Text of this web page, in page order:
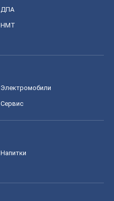
ДПА
НМТ
Электромобили
Сервис
Напитки